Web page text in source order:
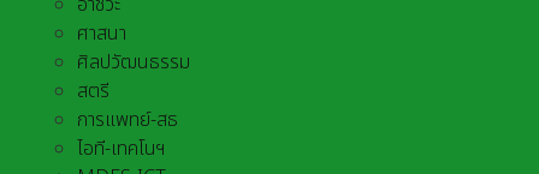
ศาสนา
ศิลปวัฒนธรรม
สตรี
การแพทย์-สธ
ไอที-เทคโนฯ